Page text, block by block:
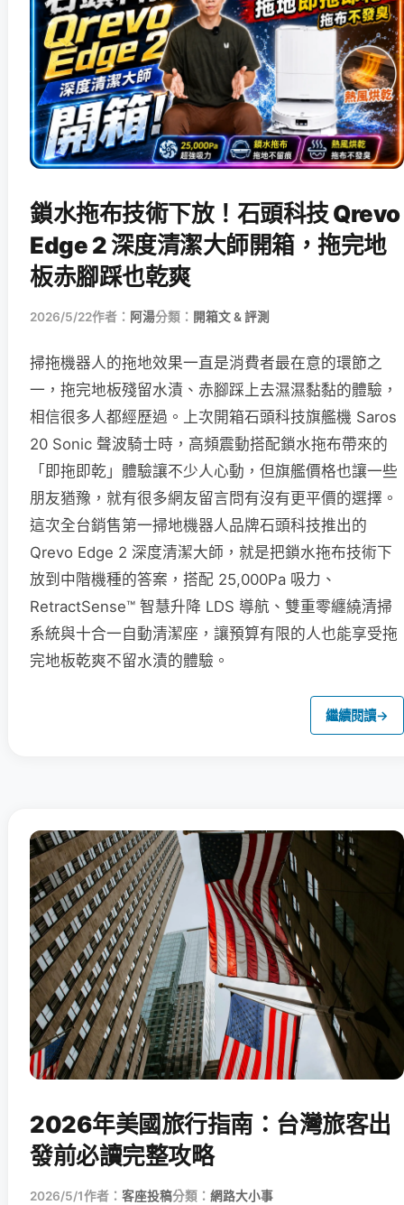
鎖水拖布技術下放！石頭科技 Qrevo
Edge 2 深度清潔大師開箱，拖完地
板赤腳踩也乾爽
2026/5/22作者： 阿湯分類： 開箱文 & 評測
掃拖機器人的拖地效果一直是消費者最在意的環節之
一，拖完地板殘留水漬、赤腳踩上去濕濕黏黏的體驗，
相信很多人都經歷過。上次開箱石頭科技旗艦機 Saros
20 Sonic 聲波騎士時，高頻震動搭配鎖水拖布帶來的
「即拖即乾」體驗讓不少人心動，但旗艦價格也讓一些
朋友猶豫，就有很多網友留言問有沒有更平價的選擇。
這次全台銷售第一掃地機器人品牌石頭科技推出的
Qrevo Edge 2 深度清潔大師，就是把鎖水拖布技術下
放到中階機種的答案，搭配 25,000Pa 吸力、
RetractSense™ 智慧升降 LDS 導航、雙重零纏繞清掃
系統與十合一自動清潔座，讓預算有限的人也能享受拖
完地板乾爽不留水漬的體驗。
繼續閱讀→
2026年美國旅行指南：台灣旅客出
發前必讀完整攻略
2026/5/1作者： 客座投稿分類： 網路大小事